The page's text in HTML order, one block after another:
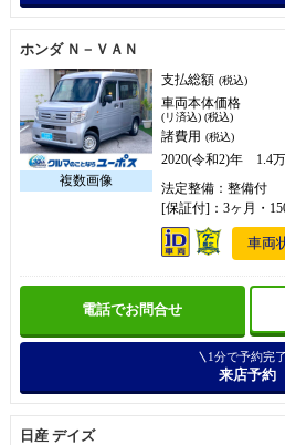
ホンダ Ｎ－ＶＡＮ
支払総額 (税込)
車両本体価格
(リ済込) (税込)
諸費用 (税込)
2020(令和2)年 1.4
法定整備：整備付
[保証付]：3ヶ月・
車両
電話でお問合せ
1分で予約完了
来店予約
日産 デイズ